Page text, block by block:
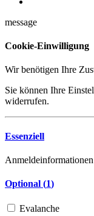
message
Cookie-Einwilligung
Wir benötigen Ihre
Sie können Ihre
widerrufen.
Essenziell
Optional (1)
Evalanche